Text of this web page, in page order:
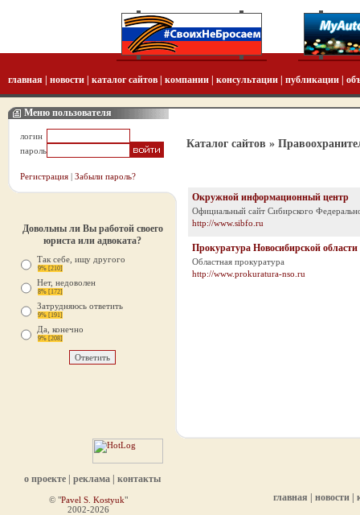
главная новости каталог сайтов компании консультации публикации
Меню пользователя
логин
пароль
Регистрация | Забыли пароль?
Довольны ли Вы работой своего
юриста или адвоката?
Так себе, ищу другого
9% [210]
Нет, недоволен
8% [172]
Затрудняюсь ответить
9% [191]
Да, конечно
9% [208]
Каталог сайтов »
Окружной информационный центр
Официальный сайт Сибирского
http://www.sibfo.ru
Прокуратура Новосибирской области
Областная прокуратура
http://www.prokuratura-nso.ru
о проекте реклама контакты
© "Pavel S. Kostyuk"
2002-2026
главная новости